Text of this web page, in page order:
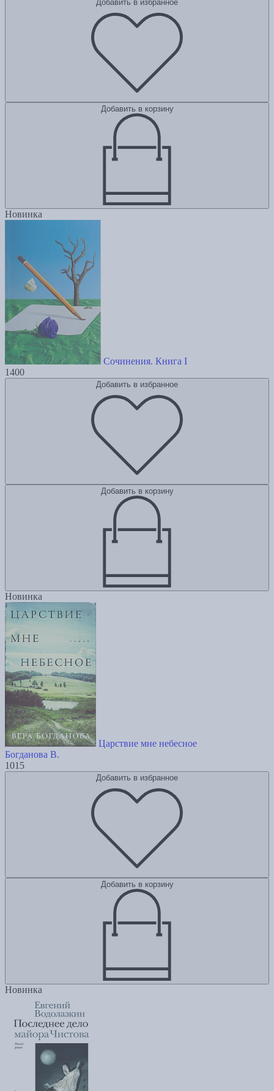
Добавить в избранное
Добавить в корзину
Новинка
Сочинения. Книга I
1400
Добавить в избранное
Добавить в корзину
Новинка
Царствие мне небесное
Богданова В.
1015
Добавить в избранное
Добавить в корзину
Новинка